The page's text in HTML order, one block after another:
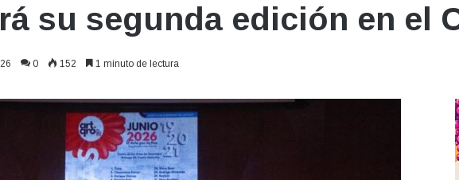
su segunda edición en el
0 152 1 minuto de lectura